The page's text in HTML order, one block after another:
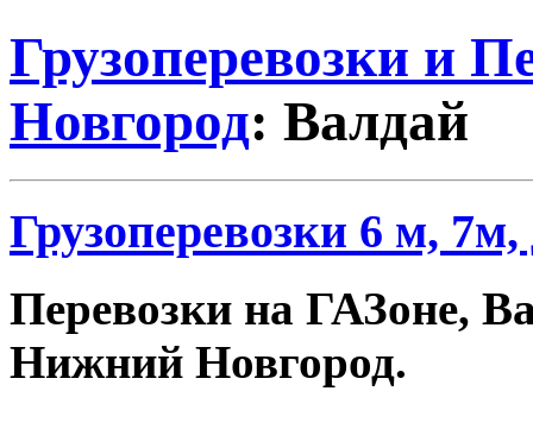
Грузоперевозки и
Новгород: Валдай
Грузоперевозки 6 м,
Перевозки на ГАЗоне,
Нижний Новгород.